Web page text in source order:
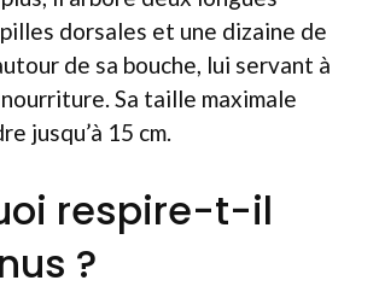
dorsales et une dizaine de
de sa bouche, lui servant à
Sa taille maximale
jusqu’à 15 cm.
respire-t-il
?